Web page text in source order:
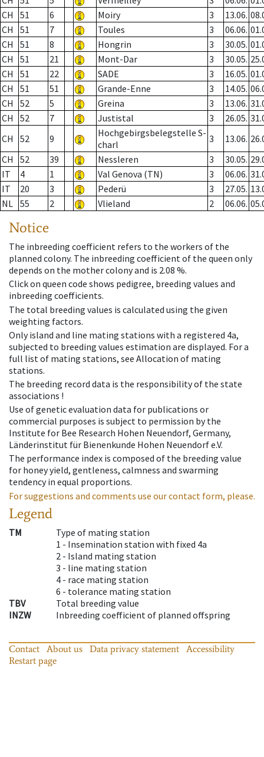
CH
51 6 Moiry 3 13.06.
CH
51 7 Toules 3 06.06.
CH
51 8 Hongrin 3 30.05.
CH
51 21 Mont-Dar 3 30.05.
CH
51 22 SADE 3 16.05.
CH
51 51 Grande-Enne 3 14.05.
CH
52 5 Greina 3 13.06.
CH
52 7 Justistal 3 26.05.
CH
52 9
Hochgebirgsbelegstelle S-
charl
3 13.06.
CH
52 39 Nessleren 3 30.05.
IT
4 1 Val Genova (TN) 3 06.06.
IT
20 3 Pederü 3 27.05.
NL 55 2 Vlieland 2 06.06.
Notice
The inbreeding coefficient refers to the workers of the
planned colony. The inbreeding coefficient of the queen only
depends on the mother colony and is 2.08 %.
Click on queen code shows pedigree, breeding values and
inbreeding coefficients.
The total breeding values is calculated using the given
weighting factors.
Only island and line mating stations with a registered 4a,
subjected to breeding values estimation are displayed. For a
full list of mating stations, see Allocation of mating
stations.
The breeding record data is the responsibility of the state
associations !
Use of genetic evaluation data for publications or
commercial purposes is subject to permission by the
Institute for Bee Research Hohen Neuendorf, Germany,
Länderinstitut für Bienenkunde Hohen Neuendorf e.V.
The performance index is composed of the breeding value
for honey yield, gentleness, calmness and swarming
tendency in equal proportions.
For suggestions and comments use our contact form, please.
Legend
TM
Type of mating station
1 - Insemination station with fixed 4a
2 - Island mating station
3 - line mating station
4 - race mating station
6 - tolerance mating station
TBV
Total breeding value
INZW
Inbreeding coefficient of planned offspring
Contact About us Data privacy statement
Accessibility
Restart page